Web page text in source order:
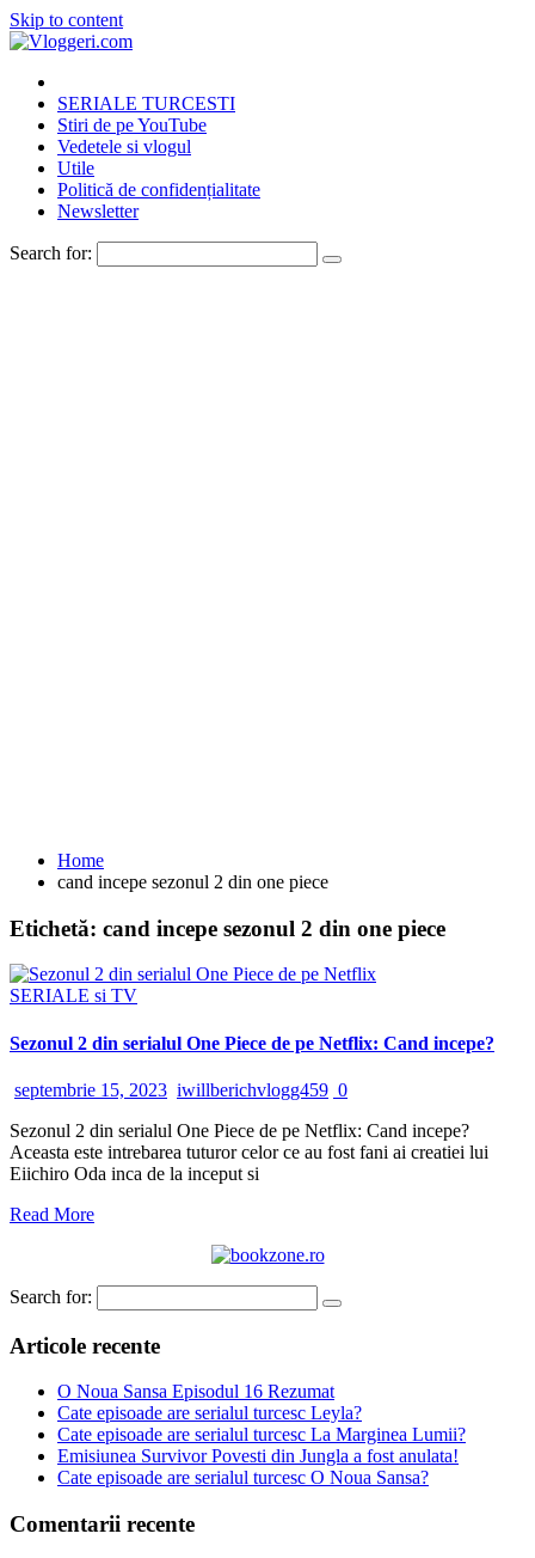
Skip to content
SERIALE TURCESTI
Stiri de pe YouTube
Vedetele si vlogul
Utile
Politică de confidențialitate
Newsletter
Search for:
Home
cand incepe sezonul 2 din one piece
Etichetă: cand incepe sezonul 2 din one piece
SERIALE si TV
Sezonul 2 din serialul One Piece de pe Netflix: Cand incepe?
septembrie 15, 2023 iwillberichvlogg459 0
Sezonul 2 din serialul One Piece de pe Netflix: Cand incepe?
Aceasta este intrebarea tuturor celor ce au fost fani ai creatiei lui
Eiichiro Oda inca de la inceput si
Read More
Search for:
Articole recente
O Noua Sansa Episodul 16 Rezumat
Cate episoade are serialul turcesc Leyla?
Cate episoade are serialul turcesc La Marginea Lumii?
Emisiunea Survivor Povesti din Jungla a fost anulata!
Cate episoade are serialul turcesc O Noua Sansa?
Comentarii recente